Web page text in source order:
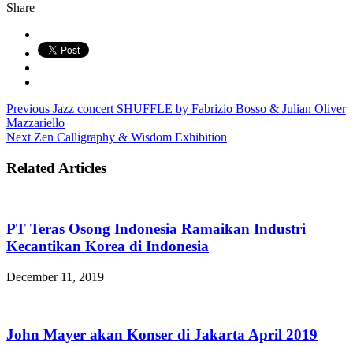
Share
Previous Jazz concert SHUFFLE by Fabrizio Bosso & Julian Oliver
Mazzariello
Next Zen Calligraphy & Wisdom Exhibition
Related Articles
PT Teras Osong Indonesia Ramaikan Industri
Kecantikan Korea di Indonesia
December 11, 2019
John Mayer akan Konser di Jakarta April 2019